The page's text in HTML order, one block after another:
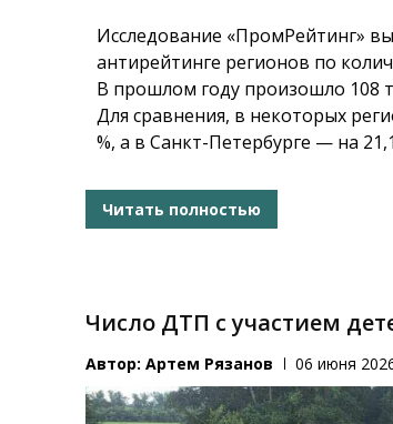
Исследование «ПромРейтинг»
антирейтинге регионов по
В прошлом году произошло 108
Для сравнения, в некоторых
%, а в Санкт-Петербурге — на
Читать полностью
Число ДТП с участием
Автор:Артем Рязанов 06 июня